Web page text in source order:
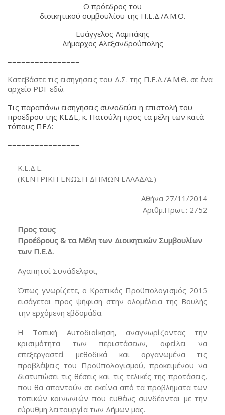
Ο πρόεδρος του
διοικητικού συμβουλίου της Π.Ε.Δ./Α.Μ.Θ.
Ευάγγελος Λαμπάκης
Δήμαρχος Αλεξανδρούπολης
================
Κατεβάστε τις εισηγήσεις του Δ.Σ. της Π.Ε.Δ./Α.Μ.Θ. σε ένα
αρχείο PDF εδώ.
Τις παραπάνω εισηγήσεις συνοδεύει η επιστολή του
προέδρου της ΚΕΔΕ, κ. Πατούλη προς τα μέλη των κατά
τόπους ΠΕΔ:
================
Κ.Ε.Δ.Ε.
(ΚΕΝΤΡΙΚΗ ΕΝΩΣΗ ΔΗΜΩΝ ΕΛΛΑΔΑΣ)
Αθήνα 27/11/2014
Αριθμ.Πρωτ.: 2752
Προς τους
Προέδρους & τα Μέλη των Διοικητικών Συμβουλίων
των Π.Ε.Δ.
Αγαπητοί Συνάδελφοι,
Όπως γνωρίζετε, ο Κρατικός Προϋπολογισμός 2015
εισάγεται προς ψήφιση στην ολομέλεια της Βουλής
την ερχόμενη εβδομάδα.
Η Τοπική Αυτοδιοίκηση, αναγνωρίζοντας την
κρισιμότητα των περιστάσεων, οφείλει να
επεξεργαστεί μεθοδικά και οργανωμένα τις
προβλέψεις του Προϋπολογισμού, προκειμένου να
διατυπώσει τις θέσεις και τις τελικές της προτάσεις,
που θα απαντούν σε εκείνα από τα προβλήματα των
τοπικών κοινωνιών που ευθέως συνδέονται με την
εύρυθμη λειτουργία των Δήμων μας.